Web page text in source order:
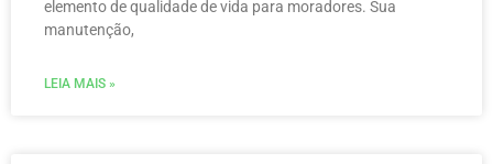
elemento de qualidade de vida para moradores. Sua
manutenção,
LEIA MAIS »